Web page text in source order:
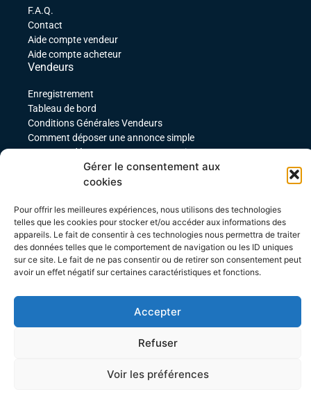
Gérer le consentement aux
cookies
Pour offrir les meilleures expériences, nous utilisons des technologies
telles que les cookies pour stocker et/ou accéder aux informations des
appareils. Le fait de consentir à ces technologies nous permettra de traiter
des données telles que le comportement de navigation ou les ID uniques
sur ce site. Le fait de ne pas consentir ou de retirer son consentement peut
avoir un effet négatif sur certaines caractéristiques et fonctions.
Accepter
Refuser
Voir les préférences
F.A.Q.
Contact
Aide compte vendeur
Aide compte acheteur
Vendeurs
Enregistrement
Tableau de bord
Conditions Générales Vendeurs
Comment déposer une annonce simple
Comment déposer une annonce service
comment déposer une annonce pour un produit
téléchargeable
Acheteurs
Mon compte
Mes commandes
Conditions Générales Acheteurs
Site créé par Agence WEBTEBOUL